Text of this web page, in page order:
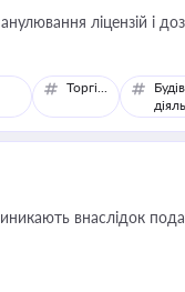
ліцензій і
Торгівля
внаслідок